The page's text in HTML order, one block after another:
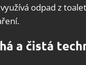
odpad z
a čistá